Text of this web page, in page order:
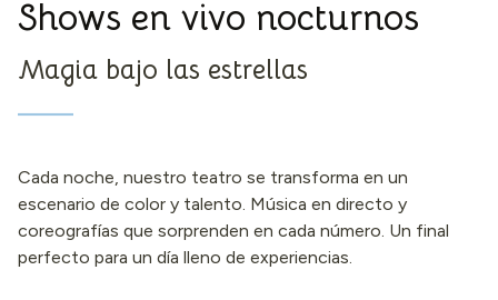
Shows en vivo nocturnos
Magia bajo las estrellas
Cada noche, nuestro teatro se transforma en un
escenario de color y talento. Música en directo y
coreografías que sorprenden en cada número. Un final
perfecto para un día lleno de experiencias.